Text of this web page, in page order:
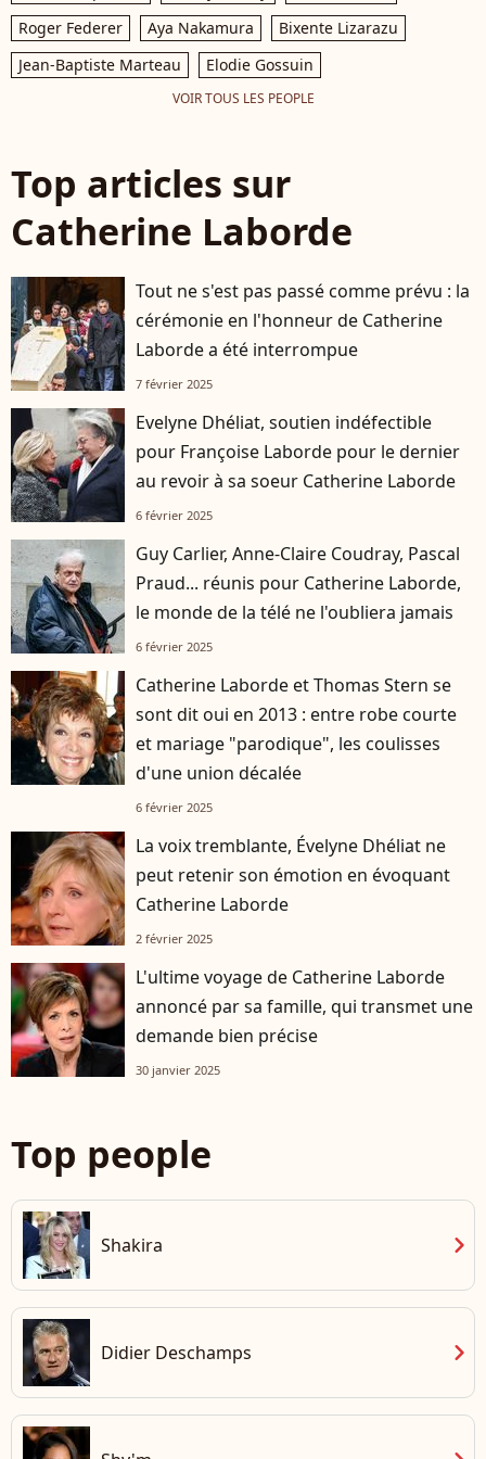
Décédée le 28 janvier
2025 à l'âge de 73 ans,
l'ancienne
présentatrice météo de
corps de Lewy. ©
Jacovides - Moreau /
Bestimage
Roger Federer
Aya Nakamura
Bixente Lizarazu
Jean-Baptiste Marteau
Elodie Gossuin
VOIR TOUS LES PEOPLE
Top articles sur
Catherine Laborde
Tout ne s'est pas passé comme prévu : la
cérémonie en l'honneur de Catherine
Laborde a été interrompue
7 février 2025
Evelyne Dhéliat, soutien indéfectible
pour Françoise Laborde pour le dernier
au revoir à sa soeur Catherine Laborde
6 février 2025
Guy Carlier, Anne-Claire Coudray, Pascal
Praud... réunis pour Catherine Laborde,
le monde de la télé ne l'oubliera jamais
6 février 2025
Catherine Laborde et Thomas Stern se
sont dit oui en 2013 : entre robe courte
et mariage "parodique", les coulisses
d'une union décalée
6 février 2025
La voix tremblante, Évelyne Dhéliat ne
peut retenir son émotion en évoquant
Catherine Laborde
2 février 2025
L'ultime voyage de Catherine Laborde
annoncé par sa famille, qui transmet une
demande bien précise
30 janvier 2025
Top people
Shakira chevron_right
Didier Deschamps chevron_right